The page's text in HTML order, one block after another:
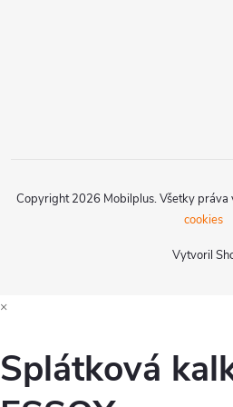
Vytvoril
Copyright 2026 Mobilplus. Všetky práva
cookies
×
Splátková